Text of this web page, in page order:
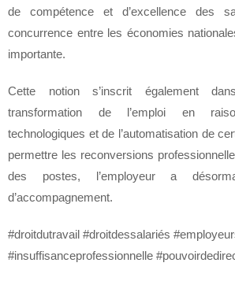
de compétence et d’excellence des
concurrence entre les économies
importante.
Cette notion s’inscrit également
transformation de l’emploi en
technologiques et de l’automatisation de
permettre les reconversions
des postes, l’employeur a
d’accompagnement.
#droitdutravail #droitdessalariés
#insuffisanceprofessionnelle